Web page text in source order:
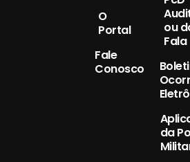
O
Portal
Fale
Conosco
ou
Fala
da